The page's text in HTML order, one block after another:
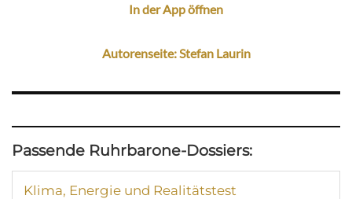
In der App öffnen
Autorenseite: Stefan Laurin
Passende Ruhrbarone-Dossiers:
Klima, Energie und Realitätstest